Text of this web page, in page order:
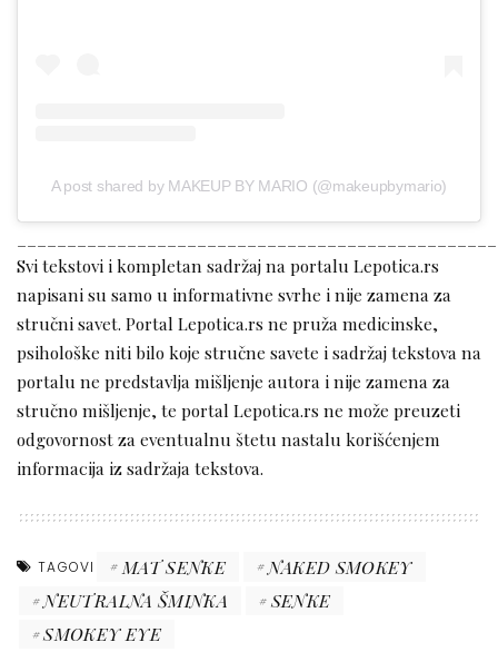
A post shared by MAKEUP BY MARIO (@makeupbymario)
Svi tekstovi i kompletan sadržaj na portalu Lepotica.rs
napisani su samo u informativne svrhe i nije zamena za
stručni savet. Portal Lepotica.rs ne pruža medicinske,
psihološke niti bilo koje stručne savete i sadržaj tekstova na
portalu ne predstavlja mišljenje autora i nije zamena za
stručno mišljenje, te portal Lepotica.rs ne može preuzeti
odgovornost za eventualnu štetu nastalu korišćenjem
informacija iz sadržaja tekstova.
TAGOVI MAT SENKE
NAKED SMOKEY
NEUTRALNA ŠMINKA
SENKE
SMOKEY EYE